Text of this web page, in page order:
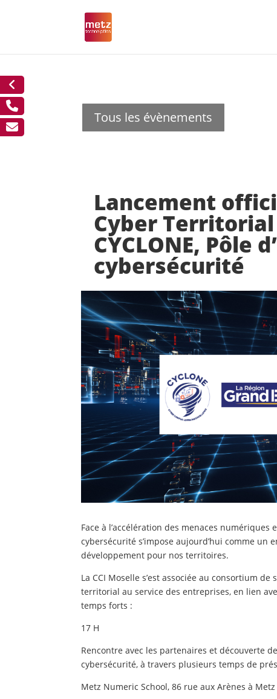
Tous les évènements
Lancement
Cyber
CYCLONE, Pôle
cybersécurité
Face à l’accélération des menaces
cybersécurité s’impose aujourd’hui comme
développement pour nos territoires.
La CCI Moselle s’est associée au consortium
territorial au service des entreprises, en lien
temps forts :
17 H
Rencontre avec les partenaires et découverte
cybersécurité, à travers plusieurs temps de
Metz Numeric School, 86 rue aux Arènes à Metz